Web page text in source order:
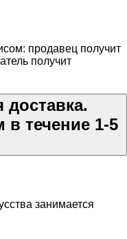
продавец получит
получит
доставка.
течение 1-5
занимается